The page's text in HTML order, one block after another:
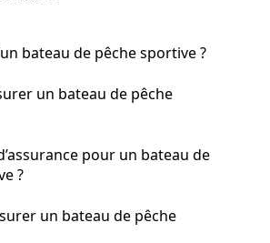
bateau de pêche sportive ?
un bateau de pêche
pour un bateau de
?
un bateau de pêche